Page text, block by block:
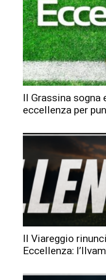
Il Grassina sogna
eccellenza per
Il Viareggio
Eccellenza: